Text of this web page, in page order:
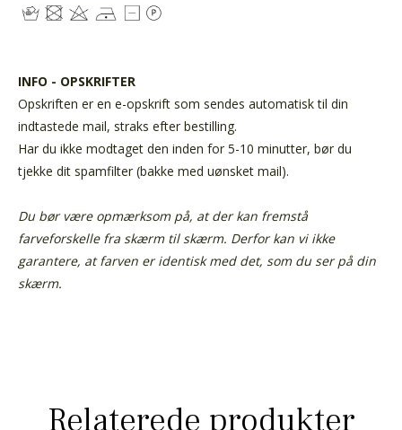
INFO - OPSKRIFTER
Opskriften er en e-opskrift som sendes automatisk til din
indtastede mail, straks efter bestilling.
Har du ikke modtaget den inden for 5-10 minutter, bør du
tjekke dit spamfilter (bakke med uønsket mail).
Du bør være opmærksom på, at der kan fremstå
farveforskelle fra skærm til skærm. Derfor kan vi ikke
garantere, at farven er identisk med det, som du ser på din
skærm.
Relaterede produkter